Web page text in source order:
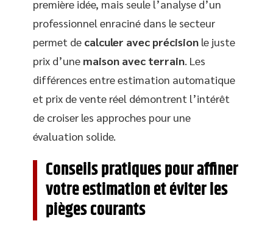
première idée, mais seule l’analyse d’un
professionnel enraciné dans le secteur
permet de calculer avec précision le juste
prix d’une maison avec terrain. Les
différences entre estimation automatique
et prix de vente réel démontrent l’intérêt
de croiser les approches pour une
évaluation solide.
Conseils pratiques pour affiner
votre estimation et éviter les
pièges courants